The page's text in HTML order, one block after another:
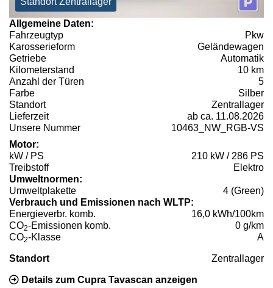
Allgemeine Daten:
Fahrzeugtyp
Pkw
Karosserieform
Geländewagen
Getriebe
Automatik
Kilometerstand
10 km
Anzahl der Türen
5
Farbe
Silber
Standort
Zentrallager
Lieferzeit
ab ca. 11.08.2026
Unsere Nummer
10463_NW_RGB-VS
Motor:
kW / PS
210 kW / 286 PS
Treibstoff
Elektro
Umweltnormen:
Umweltplakette
4 (Green)
Verbrauch und Emissionen nach WLTP:
Energieverbr. komb.
16,0 kWh/100km
CO2-Emissionen komb.
0 g/km
CO2-Klasse A
Standort Zentrallager
Details zum Cupra Tavascan anzeigen